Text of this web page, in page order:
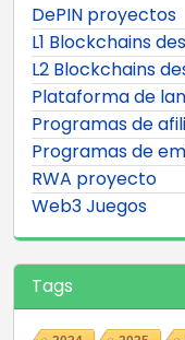
DePIN proyectos
L1 Blockchains
L2 Blockchains
Plataforma de
Programas de
Programas de
RWA proyecto
Web3 Juegos
Tags